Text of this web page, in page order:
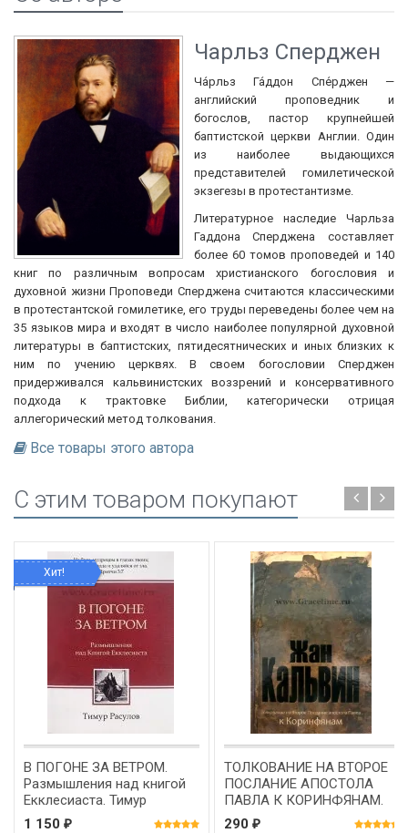
Чарльз Сперджен
Ча́рльз Га́ддон Спе́рджен —
английский проповедник и
богослов, пастор крупнейшей
баптистской церкви Англии. Один
из наиболее выдающихся
представителей гомилетической
экзегезы в протестантизме.
Литературное наследие Чарльза
Гаддона Сперджена составляет
более 60 томов проповедей и 140
книг по различным вопросам христианского богословия и
духовной жизни Проповеди Сперджена считаются классическими
в протестантской гомилетике, его труды переведены более чем на
35 языков мира и входят в число наиболее популярной духовной
литературы в баптистских, пятидесятнических и иных близких к
ним по учению церквях. В своем богословии Сперджен
придерживался кальвинистских воззрений и консервативного
подхода к трактовке Библии, категорически отрицая
аллегорический метод толкования.
Все товары этого автора
C этим товаром покупают
Хит!
В ПОГОНЕ ЗА ВЕТРОМ.
Размышления над книгой
Екклесиаста. Тимур
Расулов
1 150 ₽
ТОЛКОВАНИЕ НА ВТОРОЕ
ПОСЛАНИЕ АПОСТОЛА
ПАВЛА К КОРИНФЯНАМ.
Жан Кальвин
290 ₽